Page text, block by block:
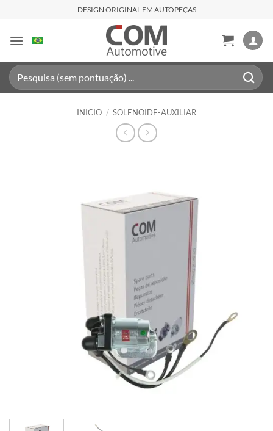
contenido
DESIGN ORIGINAL EM AUTOPEÇAS
Buscar
por:
INICIO / SOLENOIDE-AUXILIAR